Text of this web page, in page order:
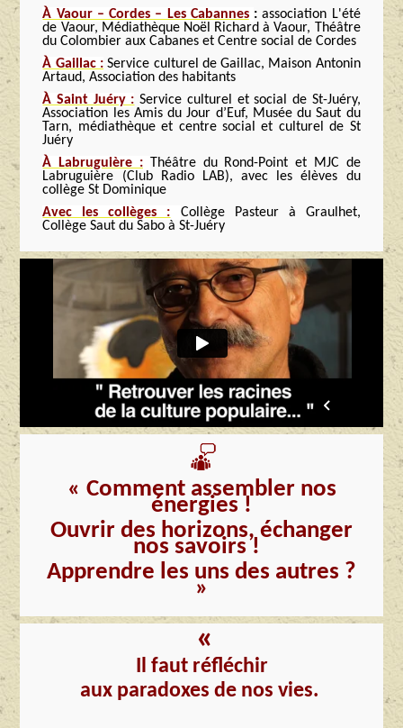
À Vaour – Cordes – Les Cabannes : association L'été
de Vaour, Médiathèque Noël Richard à Vaour, Théâtre
du Colombier aux Cabanes et Centre social de Cordes
À Gaillac : Service culturel de Gaillac, Maison Antonin
Artaud, Association des habitants
À Saint Juéry : Service culturel et social de St-Juéry,
Association les Amis du Jour d’Euf, Musée du Saut du
Tarn, médiathèque et centre social et culturel de St
Juéry
À Labruguière : Théâtre du Rond-Point et MJC de
Labruguière (Club Radio LAB), avec les élèves du
collège St Dominique
Avec les collèges :
Collège Pasteur à Graulhet,
Collège Saut du Sabo à St-Juéry
« Comment assembler nos
énergies !
Ouvrir des horizons, échanger
nos savoirs !
Apprendre les uns des autres ?
»
«
Il faut réfléchir
aux paradoxes de nos vies.